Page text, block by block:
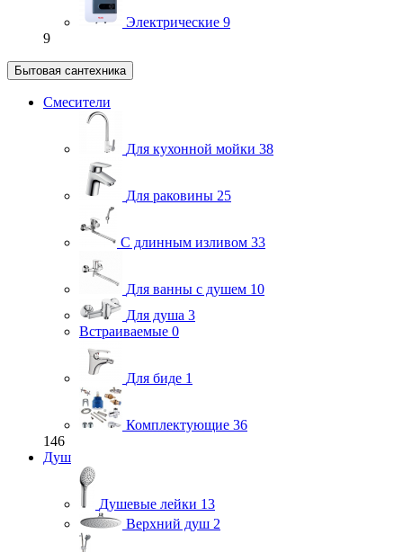
Электрические 9
9
Бытовая сантехника
Смесители
Для кухонной мойки 38
Для раковины 25
С длинным изливом 33
Для ванны с душем 10
Для душа 3
Встраиваемые 0
Для биде 1
Комплектующие 36
146
Душ
Душевые лейки 13
Верхний душ 2